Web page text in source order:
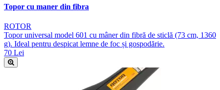
Topor cu maner din fibra
ROTOR
Topor universal model 601 cu mâner din fibră de sticlă (73 cm, 1360
g). Ideal pentru despicat lemne de foc și gospodărie.
70 Lei